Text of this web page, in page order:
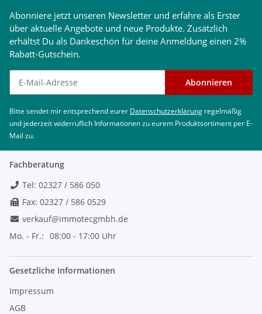
Abonniere jetzt unseren Newsletter und erfahre als Erster
über aktuelle Angebote und neue Produkte. Zusätzlich
erhältst Du als Dankeschön für deine Anmeldung einen 2%
Rabatt-Gutschein.
Newsletter abonnieren Abonnieren
Bitte sendet mir entsprechend eurer Datenschutzerklärung regelmäßig
und jederzeit widerruflich Informationen zu eurem Produktsortiment per E-
Mail zu.
Fachberatung
Tel: 02327 / 586 050
Fax: 02327 / 586 0529
verkauf@immotecgmbh.de
Mo. - Fr.: 08:00 - 17:00 Uhr
Gesetzliche Informationen
Impressum
AGB